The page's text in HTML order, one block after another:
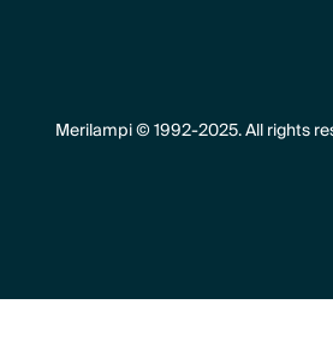
Merilampi © 1992-2025. All rights